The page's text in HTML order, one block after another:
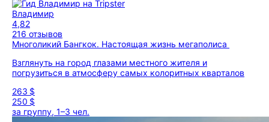
Владимир
4,82
216 отзывов
Многоликий Бангкок. Настоящая жизнь мегаполиса
Взглянуть на город глазами местного жителя и
погрузиться в атмосферу самых колоритных кварталов
263 $
250 $
за группу, 1–3 чел.